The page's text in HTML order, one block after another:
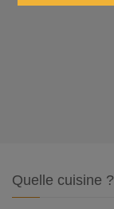
Quelle cuisine ?